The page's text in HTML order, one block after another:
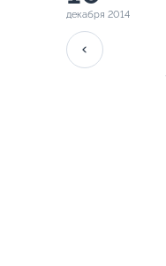
декабря 2014